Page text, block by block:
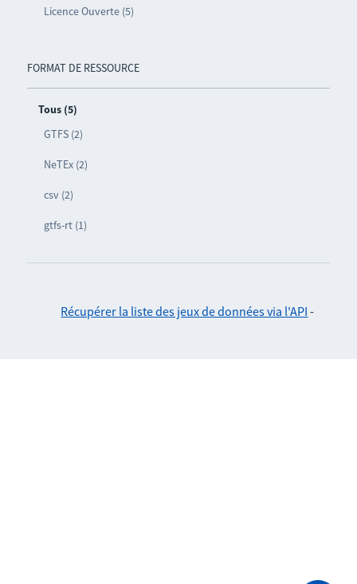
Licence Ouverte (5)
FORMAT DE RESSOURCE
Tous (5)
GTFS (2)
NeTEx (2)
csv (2)
gtfs-rt (1)
Récupérer la liste des jeux de données via l'API -